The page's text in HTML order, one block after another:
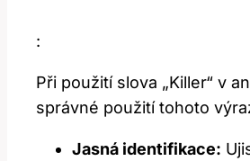
:
Při použití slova „Killer“ v
správné použití tohoto
Jasná identifikace: